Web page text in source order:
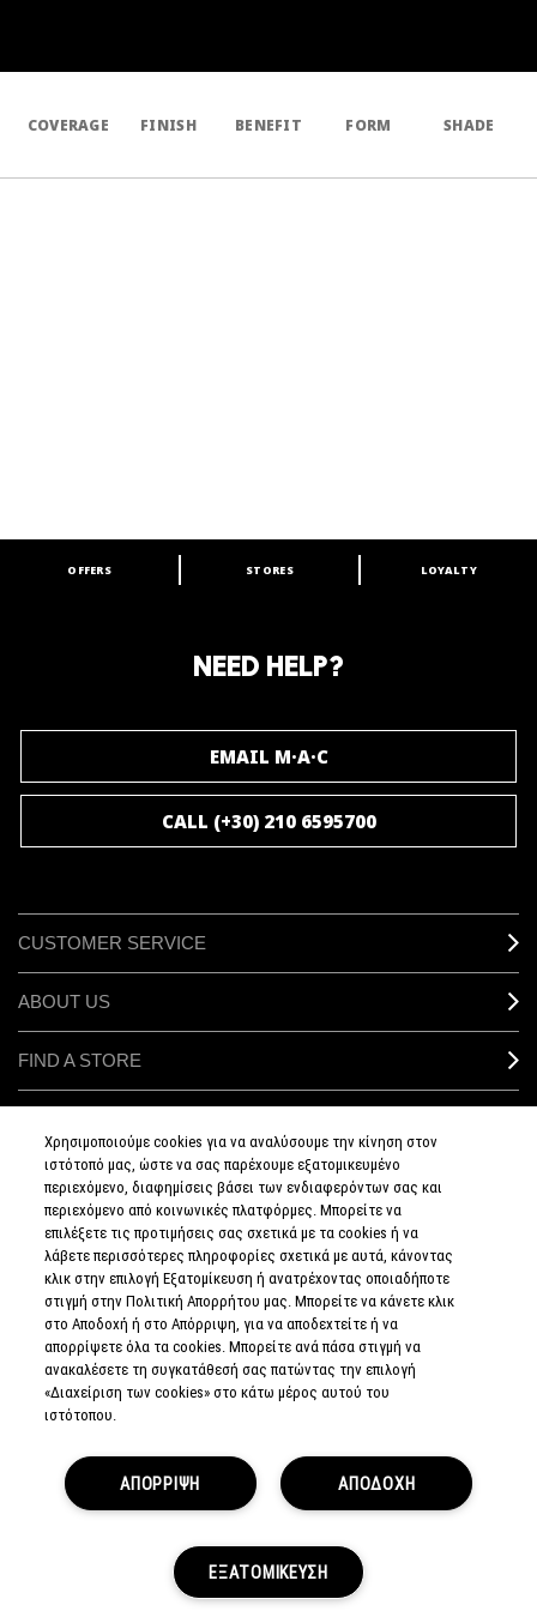
COVERAGE FINISH BENEFIT FORM SHADE
ARE YOU A M·A·C LOVER?
OFFERS STORES LOYALTY
NEED HELP?
EMAIL M·A·C
CALL (+30) 210 6595700
CUSTOMER SERVICE
ABOUT US
FIND A STORE
SIGN UP FOR EMAIL
My M•A•C / SIGN IN
CONNECT
PRIVACY POLICY
TERMS & CONDITIONS
TERMS OF SALE
COUNTERFEIT EDUCATION
MANAGE SITE COOKIES
© MAKE-UP ART COSMETICS. ALL WORLDWIDE RIGHTS
RESERVED.
Χρησιμοποιούμε cookies για να αναλύσουμε την κίνηση στον
ιστότοπό μας, ώστε να σας παρέχουμε εξατομικευμένο
περιεχόμενο, διαφημίσεις βάσει των ενδιαφερόντων σας και
περιεχόμενο από κοινωνικές πλατφόρμες. Μπορείτε να
επιλέξετε τις προτιμήσεις σας σχετικά με τα cookies ή να
λάβετε περισσότερες πληροφορίες σχετικά με αυτά, κάνοντας
κλικ στην επιλογή Εξατομίκευση ή ανατρέχοντας οποιαδήποτε
στιγμή στην Πολιτική Απορρήτου μας. Μπορείτε να κάνετε κλικ
στο Αποδοχή ή στο Απόρριψη, για να αποδεχτείτε ή να
απορρίψετε όλα τα cookies. Μπορείτε ανά πάσα στιγμή να
ανακαλέσετε τη συγκατάθεσή σας πατώντας την επιλογή
«Διαχείριση των cookies» στο κάτω μέρος αυτού του
ιστότοπου.
ΑΠΟΔΟΧΗ
ΑΠΟΡΡΙΨΗ
ΕΞΑΤΟΜΙΚΕΥΣΗ